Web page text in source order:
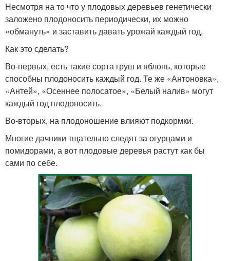
Несмотря на то что у плодовых деревьев генетически
заложено плодоносить периодически, их можно
«обмануть» и заставить давать урожай каждый год.
Как это сделать?
Во-первых, есть такие сорта груш и яблонь, которые
способны плодоносить каждый год. Те же «Антоновка»,
«Антей», «Осеннее полосатое», «Белый налив» могут
каждый год плодоносить.
Во-вторых, на плодоношение влияют подкормки.
Многие дачники тщательно следят за огурцами и
помидорами, а вот плодовые деревья растут как бы
сами по себе.